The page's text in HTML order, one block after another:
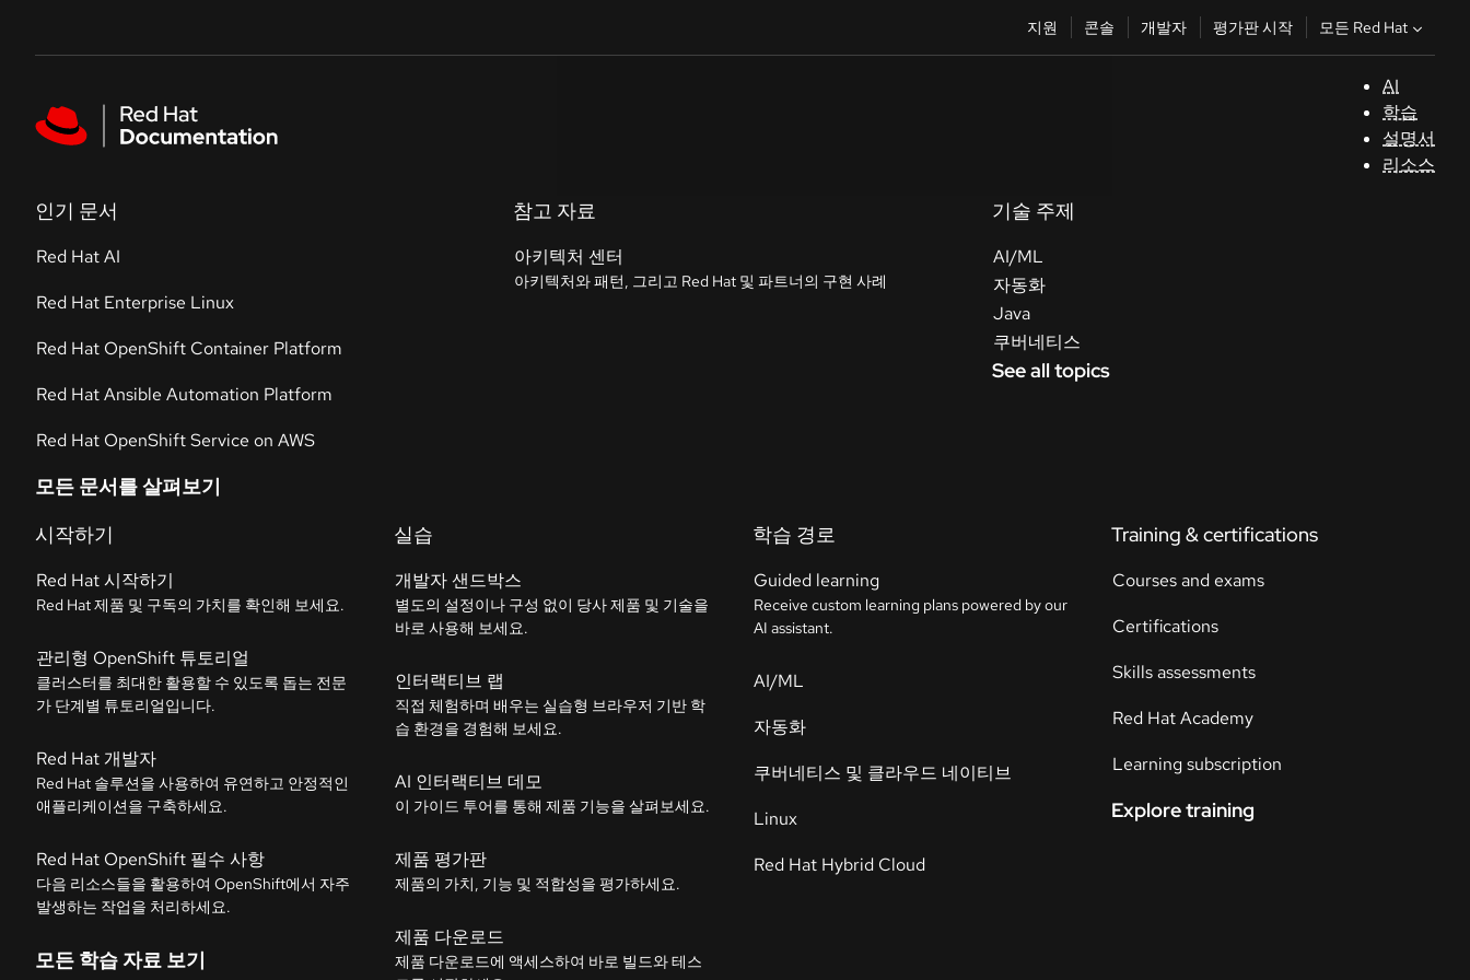
지원 콘솔 개발자 평가판 시작 모든 Red Hat
AI
학습
설명서
리소스
인기 문서
Red Hat AI
Red Hat Enterprise Linux
Red Hat OpenShift Container Platform
Red Hat Ansible Automation Platform
Red Hat OpenShift Service on AWS
모든 문서를 살펴보기
참고 자료
아키텍처 센터
아키텍처와 패턴, 그리고 Red Hat 및 파트너의 구현 사례
기술 주제
AI/ML
자동화
Java
쿠버네티스
See all topics
시작하기
Red Hat 시작하기
Red Hat 제품 및 구독의 가치를 확인해 보세요.
관리형 OpenShift 튜토리얼
클러스터를 최대한 활용할 수 있도록 돕는 전문
가 단계별 튜토리얼입니다.
Red Hat 개발자
Red Hat 솔루션을 사용하여 유연하고 안정적인
애플리케이션을 구축하세요.
Red Hat OpenShift 필수 사항
다음 리소스들을 활용하여 OpenShift에서 자주
발생하는 작업을 처리하세요.
모든 학습 자료 보기
실습
개발자 샌드박스
별도의 설정이나 구성 없이 당사 제품 및 기술을
바로 사용해 보세요.
인터랙티브 랩
직접 체험하며 배우는 실습형 브라우저 기반 학
습 환경을 경험해 보세요.
AI 인터랙티브 데모
이 가이드 투어를 통해 제품 기능을 살펴보세요.
제품 평가판
제품의 가치, 기능 및 적합성을 평가하세요.
제품 다운로드
제품 다운로드에 액세스하여 바로 빌드와 테스
학습 경로
Guided learning
Receive custom learning plans powered by our
AI assistant.
AI/ML
자동화
쿠버네티스 및 클라우드 네이티브
Linux
Red Hat Hybrid Cloud
Training & certifications
Courses and exams
Certifications
Skills assessments
Red Hat Academy
Learning subscription
Explore training